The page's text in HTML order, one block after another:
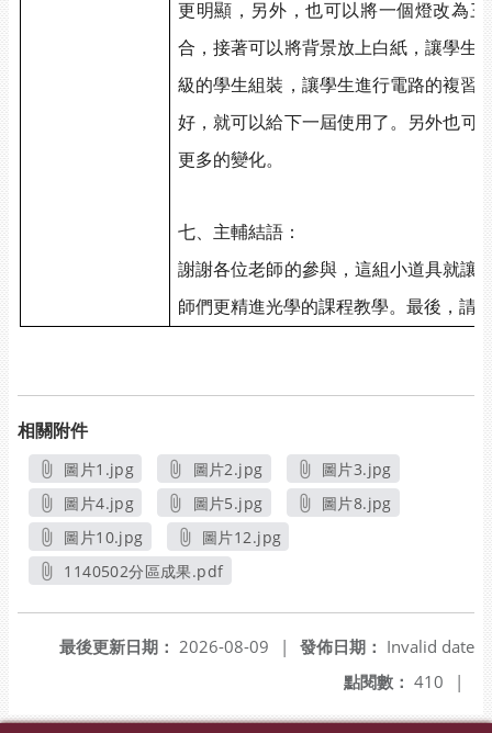
更明顯，另外，也可以將一個燈改為
合，接著可以將背景放上白紙，讓學生
級的學生組裝，讓學生進行電路的複習
好，就可以給下一屆使用了。另外也可
更多的變化。
七、主輔結語：
謝謝各位老師的參與，這組小道具就讓
師們更精進光學的課程教學。最後，請
相關附件
圖片1.jpg
另開新視窗
圖片2.jpg
另開新視窗
圖片3.jpg
另開新視窗
圖片4.jpg
另開新視窗
圖片5.jpg
另開新視窗
圖片8.jpg
圖片10.jpg
另開新視窗
圖片12.jpg
另開新視窗
1140502分區成果.pdf
發佈日期： Invalid date
最後更新日期： 2026-08-09
|
點閱數： 410 |